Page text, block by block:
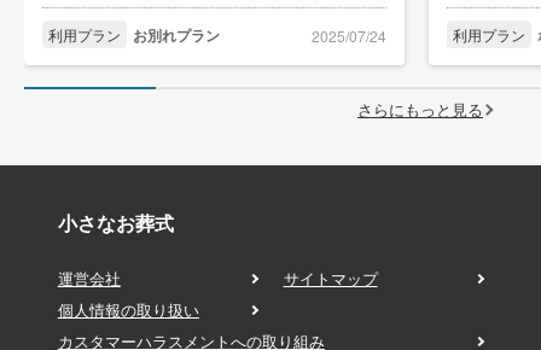
利用プラン お別れプラン 2025/07/24 利用プラン
さらにもっと見る
小さなお葬式
運営会社
サイトマップ
個人情報の取り扱い
カスタマーハラスメントへの取り組み